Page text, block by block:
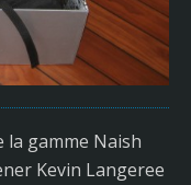
la gamme Naish
Kevin Langeree